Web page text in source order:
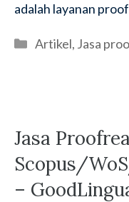
adalah layanan
Categories
Artikel, Jasa
Jasa
Scopus/
–